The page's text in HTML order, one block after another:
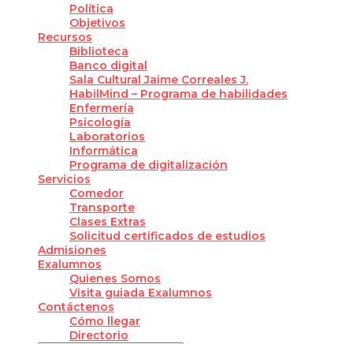
Política
Objetivos
Recursos
Biblioteca
Banco digital
Sala Cultural Jaime Correales J.
HabilMind – Programa de habilidades
Enfermería
Psicología
Laboratorios
Informática
Programa de digitalización
Servicios
Comedor
Transporte
Clases Extras
Solicitud certificados de estudios
Admisiones
Exalumnos
Quienes Somos
Visita guiada Exalumnos
Contáctenos
Cómo llegar
Directorio